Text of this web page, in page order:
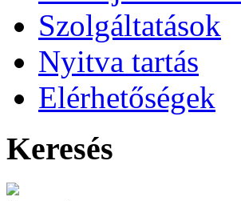
Szolgáltatások
Nyitva tartás
Elérhetőségek
Keresés